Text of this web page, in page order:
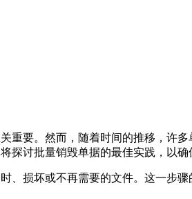
重要。然而，随着时间的推移，许
探讨批量销毁单据的最佳实践，以确
、损坏或不再需要的文件。这一步